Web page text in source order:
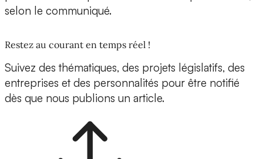
selon le communiqué.
Restez au courant en temps réel !
Suivez des thématiques, des projets législatifs, des
entreprises et des personnalités pour être notifié
dès que nous publions un article.